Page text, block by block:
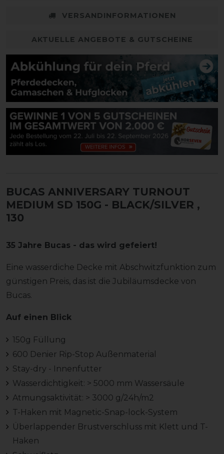
VERSANDINFORMATIONEN
AKTUELLE ANGEBOTE & GUTSCHEINE
BUCAS ANNIVERSARY TURNOUT
MEDIUM SD 150G - BLACK/SILVER ,
130
35 Jahre Bucas - das wird gefeiert!
Eine wasserdiche Decke mit Abschwitzfunktion zum
günstigen Preis, das ist die Jubiläumsdecke von
Bucas.
Auf einen Blick
150g Füllung
600 Denier Rip-Stop Außenmaterial
Stay-dry - Innenfutter
Wasserdichtigkeit: > 5000 mm Wassersäule
Atmungsaktivität: > 3000 g/24h/m2
T-Haken mit Magnetic-Snap-lock-System
Überlappender Brustverschluss mit Klett und T-
Haken